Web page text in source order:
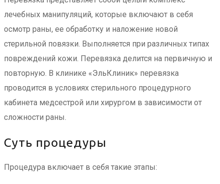
лечебных манипуляций, которые включают в себя
осмотр раны, ее обработку и наложение новой
стерильной повязки. Выполняется при различных типах
повреждений кожи. Перевязка делится на первичную и
повторную. В клинике «ЭльКлиник» перевязка
проводится в условиях стерильного процедурного
кабинета медсестрой или хирургом в зависимости от
сложности раны.
Суть процедуры
Процедура включает в себя такие этапы: